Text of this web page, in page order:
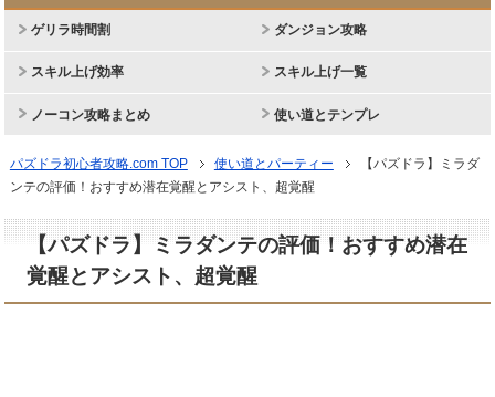
ゲリラ時間割 ダンジョン攻略
スキル上げ効率 スキル上げ一覧
ノーコン攻略まとめ 使い道とテンプレ
パズドラ初心者攻略.com TOP 使い道とパーティー
【パズドラ】ミラダ
ンテの評価！おすすめ潜在覚醒とアシスト、超覚醒
【パズドラ】ミラダンテの評価！おすすめ潜在
覚醒とアシスト、超覚醒